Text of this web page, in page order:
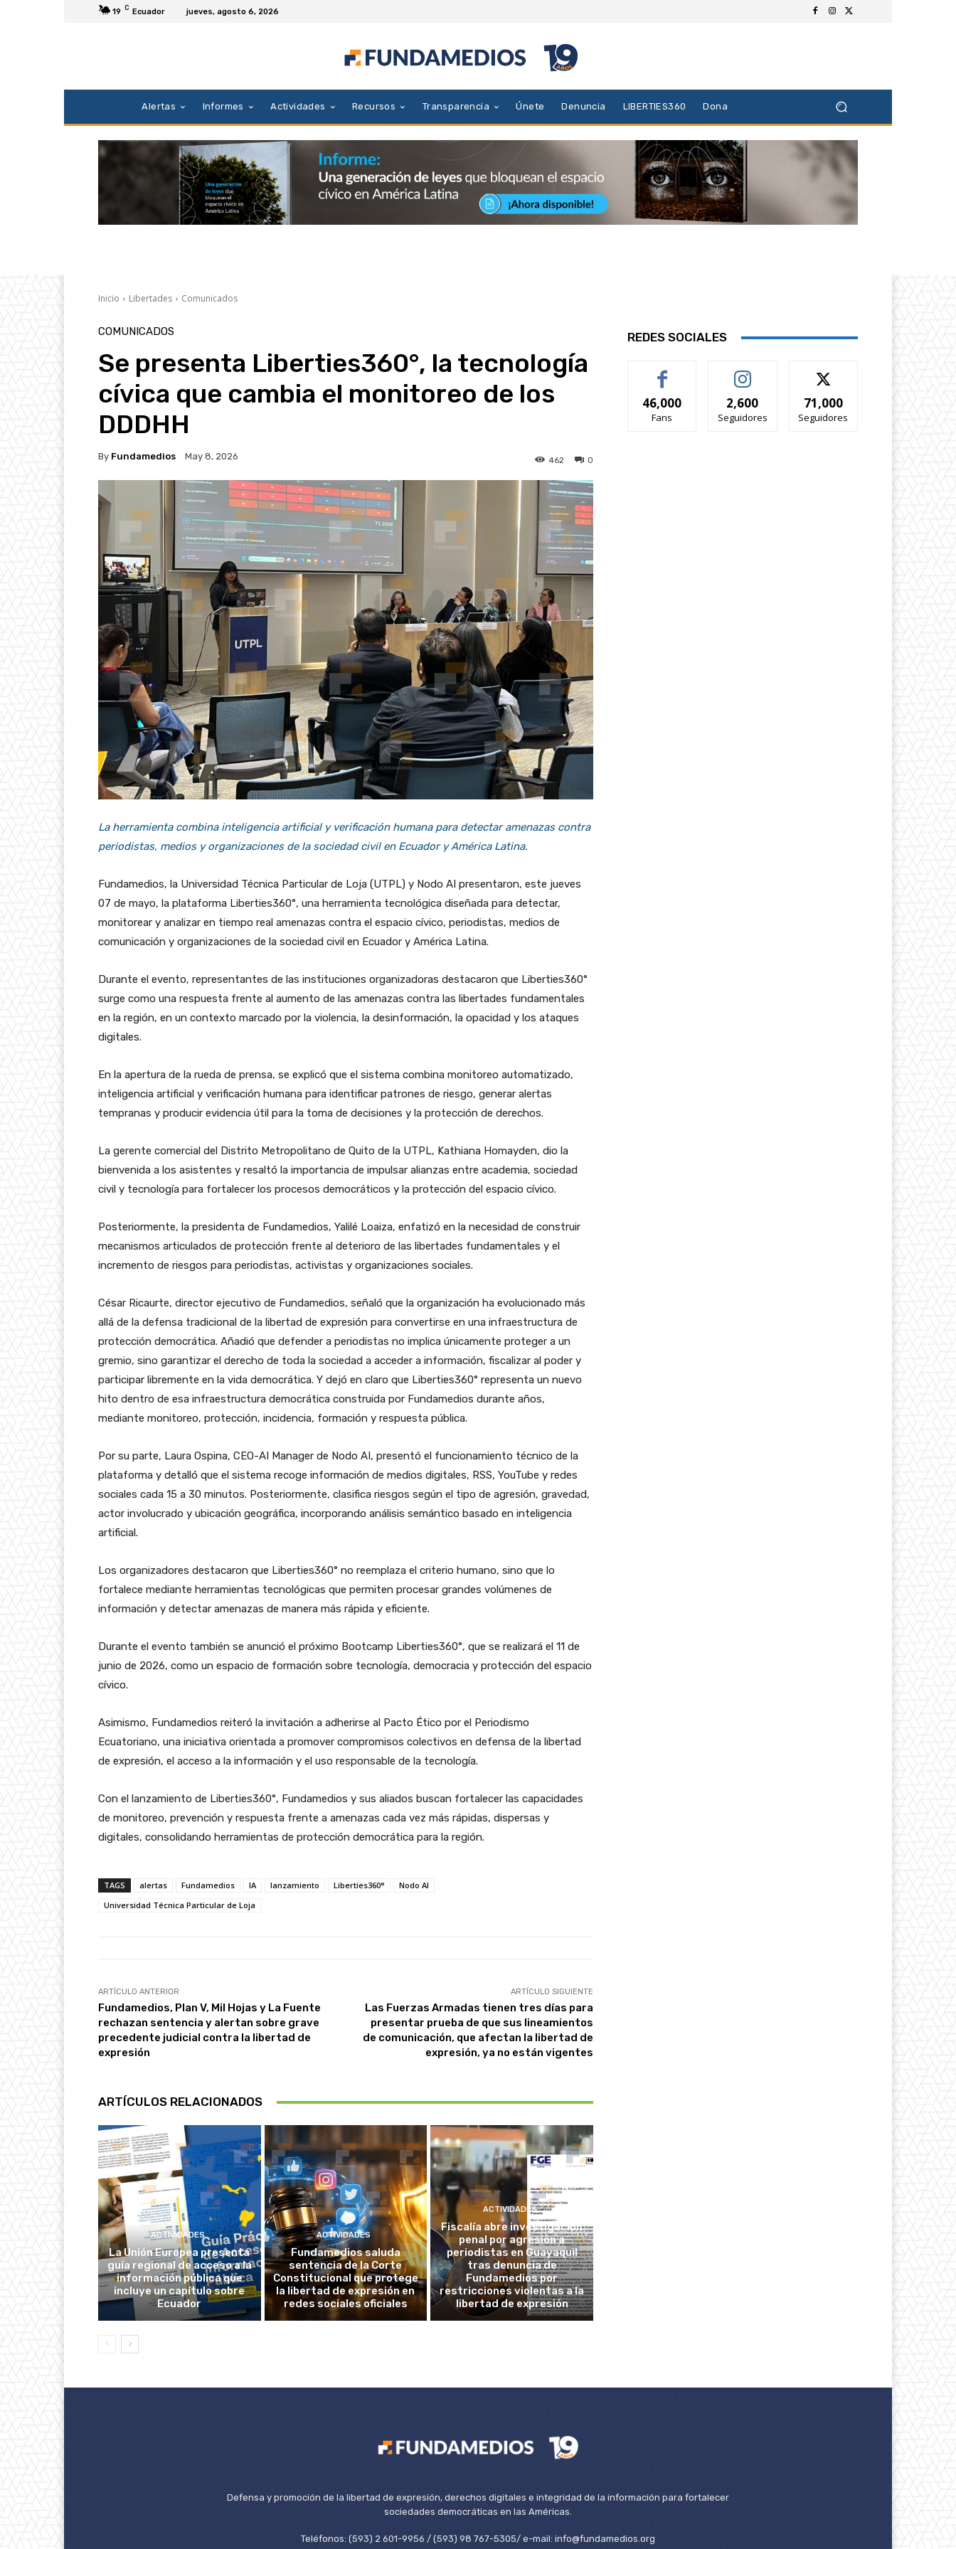
19 C Ecuador jueves, agosto 6, 2026
Alertas Informes Actividades Recursos Transparencia Únete Denuncia LIBERTIES360 Dona
Inicio Libertades Comunicados
COMUNICADOS
Se presenta Liberties360°, la tecnología
cívica que cambia el monitoreo de los
DDDHH
By Fundamedios May 8, 2026 0
462
La herramienta combina inteligencia artificial y verificación humana para detectar amenazas contra
periodistas, medios y organizaciones de la sociedad civil en Ecuador y América Latina.
Fundamedios, la Universidad Técnica Particular de Loja (UTPL) y Nodo AI presentaron, este jueves
07 de mayo, la plataforma Liberties360°, una herramienta tecnológica diseñada para detectar,
monitorear y analizar en tiempo real amenazas contra el espacio cívico, periodistas, medios de
comunicación y organizaciones de la sociedad civil en Ecuador y América Latina.
Durante el evento, representantes de las instituciones organizadoras destacaron que Liberties360°
surge como una respuesta frente al aumento de las amenazas contra las libertades fundamentales
en la región, en un contexto marcado por la violencia, la desinformación, la opacidad y los ataques
digitales.
En la apertura de la rueda de prensa, se explicó que el sistema combina monitoreo automatizado,
inteligencia artificial y verificación humana para identificar patrones de riesgo, generar alertas
tempranas y producir evidencia útil para la toma de decisiones y la protección de derechos.
La gerente comercial del Distrito Metropolitano de Quito de la UTPL, Kathiana Homayden, dio la
bienvenida a los asistentes y resaltó la importancia de impulsar alianzas entre academia, sociedad
civil y tecnología para fortalecer los procesos democráticos y la protección del espacio cívico.
Posteriormente, la presidenta de Fundamedios, Yalilé Loaiza, enfatizó en la necesidad de construir
mecanismos articulados de protección frente al deterioro de las libertades fundamentales y el
incremento de riesgos para periodistas, activistas y organizaciones sociales.
César Ricaurte, director ejecutivo de Fundamedios, señaló que la organización ha evolucionado más
allá de la defensa tradicional de la libertad de expresión para convertirse en una infraestructura de
protección democrática. Añadió que defender a periodistas no implica únicamente proteger a un
gremio, sino garantizar el derecho de toda la sociedad a acceder a información, fiscalizar al poder y
participar libremente en la vida democrática. Y dejó en claro que Liberties360° representa un nuevo
hito dentro de esa infraestructura democrática construida por Fundamedios durante años,
mediante monitoreo, protección, incidencia, formación y respuesta pública.
Por su parte, Laura Ospina, CEO-AI Manager de Nodo AI, presentó el funcionamiento técnico de la
plataforma y detalló que el sistema recoge información de medios digitales, RSS, YouTube y redes
sociales cada 15 a 30 minutos. Posteriormente, clasifica riesgos según el tipo de agresión, gravedad,
actor involucrado y ubicación geográfica, incorporando análisis semántico basado en inteligencia
artificial.
Los organizadores destacaron que Liberties360° no reemplaza el criterio humano, sino que lo
fortalece mediante herramientas tecnológicas que permiten procesar grandes volúmenes de
información y detectar amenazas de manera más rápida y eficiente.
Durante el evento también se anunció el próximo Bootcamp Liberties360°, que se realizará el 11 de
junio de 2026, como un espacio de formación sobre tecnología, democracia y protección del espacio
cívico.
Asimismo, Fundamedios reiteró la invitación a adherirse al Pacto Ético por el Periodismo
Ecuatoriano, una iniciativa orientada a promover compromisos colectivos en defensa de la libertad
de expresión, el acceso a la información y el uso responsable de la tecnología.
Con el lanzamiento de Liberties360°, Fundamedios y sus aliados buscan fortalecer las capacidades
de monitoreo, prevención y respuesta frente a amenazas cada vez más rápidas, dispersas y
digitales, consolidando herramientas de protección democrática para la región.
TAGS alertas Fundamedios IA lanzamiento Liberties360°
Nodo AI
Universidad Técnica Particular de Loja
ARTÍCULO ANTERIOR
Fundamedios, Plan V, Mil Hojas y La Fuente
rechazan sentencia y alertan sobre grave
precedente judicial contra la libertad de
expresión
ARTÍCULO SIGUIENTE
Las Fuerzas Armadas tienen tres días para
presentar prueba de que sus lineamientos
de comunicación, que afectan la libertad de
expresión, ya no están vigentes
ARTÍCULOS RELACIONADOS
ACTIVIDADES
La Unión Europea presenta
guía regional de acceso a la
información pública que
incluye un capítulo sobre
Ecuador
ACTIVIDADES
Fundamedios saluda
sentencia de la Corte
Constitucional que protege
la libertad de expresión en
redes sociales oficiales
ACTIVIDADES
Fiscalía abre investigación
penal por agresión a
periodistas en Guayaquil
tras denuncia de
Fundamedios por
restricciones violentas a la
libertad de expresión
REDES SOCIALES
46,000
Fans
2,600
Seguidores
71,000
Seguidores
Defensa y promoción de la libertad de expresión, derechos digitales e integridad de la información para fortalecer
sociedades democráticas en las Américas.
Teléfonos: (593) 2 601-9956 / (593) 98 767-5305/ e-mail: info@fundamedios.org